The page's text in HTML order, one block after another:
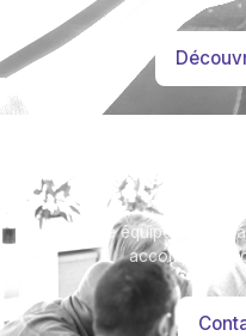
Notre équipe se
accompagner